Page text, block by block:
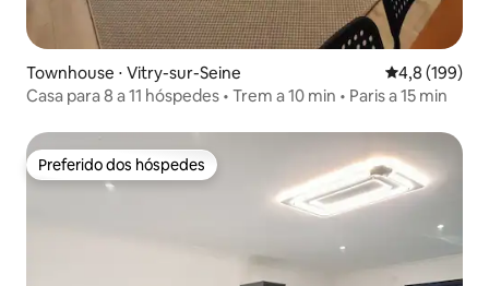
Townhouse ⋅ Vitry-sur-Seine 4,8 de uma
4,8 (199)
Casa para 8 a 11 hóspedes • Trem a 10 min • Paris a 15 min
Preferido dos hóspedes
Preferido dos hóspedes